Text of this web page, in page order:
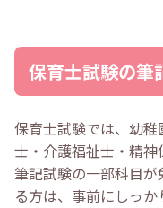
保育士試験の筆
保育士試験では、幼稚
士・介護福祉士・精神
筆記試験の一部科目が
る方は、事前にしっか